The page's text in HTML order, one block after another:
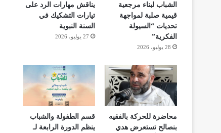
الشباب لبناء مرجعية
قيمية صلبة لمواجهة
تحديات “السيولة
الفكرية”
28 يوليو، 2026
يناقش مهارات الرد على
تيارات التشكيك في
السنة النبوية
27 يوليو، 2026
محاضرة للحركة بالفقيه
بنصالح تستعرض هدي
قسم الطفولة والشباب
ينظم الدورة الرابعة لـ